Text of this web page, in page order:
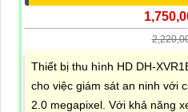
Thiết bị thu hình HD DH-
cho việc giám sát an ninh với
2.0 megapixel. Với khả năng